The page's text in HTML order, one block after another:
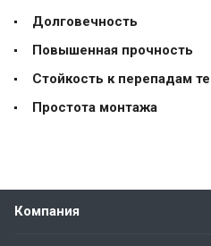
Долговечность
Повышенная прочность
Стойкость к перепадам
Простота монтажа
Компания